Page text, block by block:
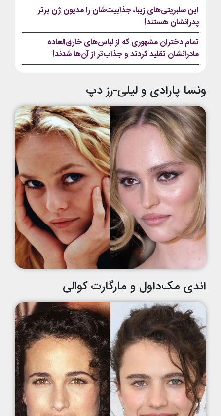
این سلبریتی‌های زیبا، جذابیت‌شان را مدیون ژن برتر
پدرانشان هستند!
تمام دختران مشهوری که از لباس‌های خارق‌العاده
مادرانشان تقلید کردند و جذاب‌تر از آن‌ها شدند!
ونسا پارادی و لیلی-رز دپ
اندی مک‌داول و مارگارت کوالی